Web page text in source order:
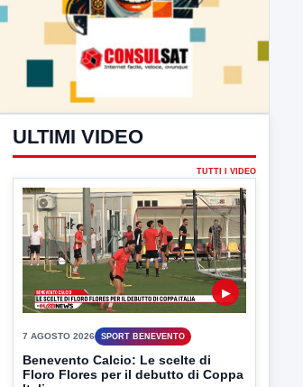
ULTIMI VIDEO
TUTTI I VIDEO